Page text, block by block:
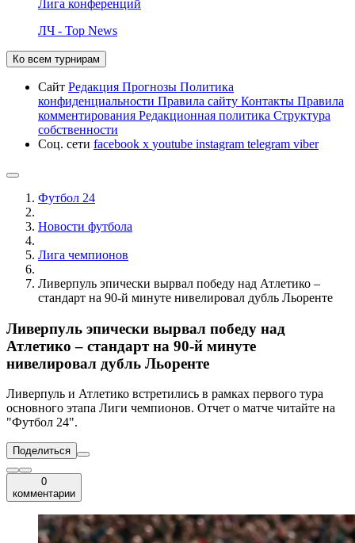
Лига конференций
ЛЧ - Top News
Ко всем турнирам
Сайт Редакция Прогнозы Политика
конфиденциальности Правила сайту Контакты Правила
комментирования Редакционная политика Структура
собственности
Соц. сети facebook x youtube instagram telegram viber
Футбол 24
Новости футбола
Лига чемпионов
Ливерпуль эпически вырвал победу над Атлетико –
стандарт на 90-й минуте нивелировал дубль Льоренте
Ливерпуль эпически вырвал победу над
Атлетико – стандарт на 90-й минуте
нивелировал дубль Льоренте
Ливерпуль и Атлетико встретились в рамках первого тура
основного этапа Лиги чемпионов. Отчет о матче читайте на
"Футбол 24".
Поделиться
0
комментарии